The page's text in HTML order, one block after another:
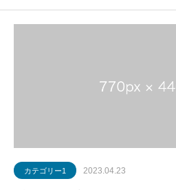
カテゴリー1 2023.04.23